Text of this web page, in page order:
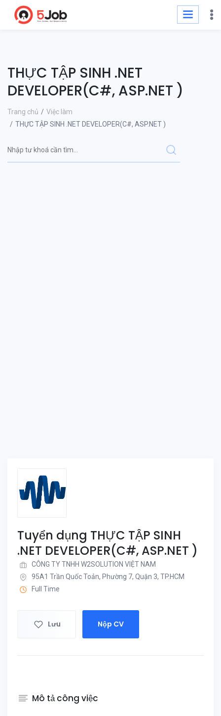
THỰC TẬP SINH .NET
DEVELOPER(C#, ASP.NET )
Trang chủ
Việc làm
THỰC TẬP SINH .NET DEVELOPER(C#, ASP.NET )
Tuyển dụng THỰC TẬP SINH
.NET DEVELOPER(C#, ASP.NET )
CÔNG TY TNHH W2SOLUTION VIỆT NAM
95A1 Trần Quốc Toản, Phường 7, Quận 3, TP.HCM
Full Time
Lưu Nộp CV
Mô tả công việc